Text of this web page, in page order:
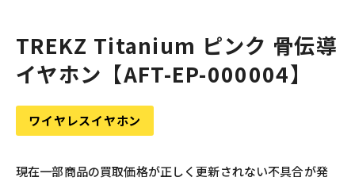
TREKZ Titanium ピンク 骨伝導
イヤホン【AFT-EP-000004】
ワイヤレスイヤホン
現在一部商品の買取価格が正しく更新されない不具合が発